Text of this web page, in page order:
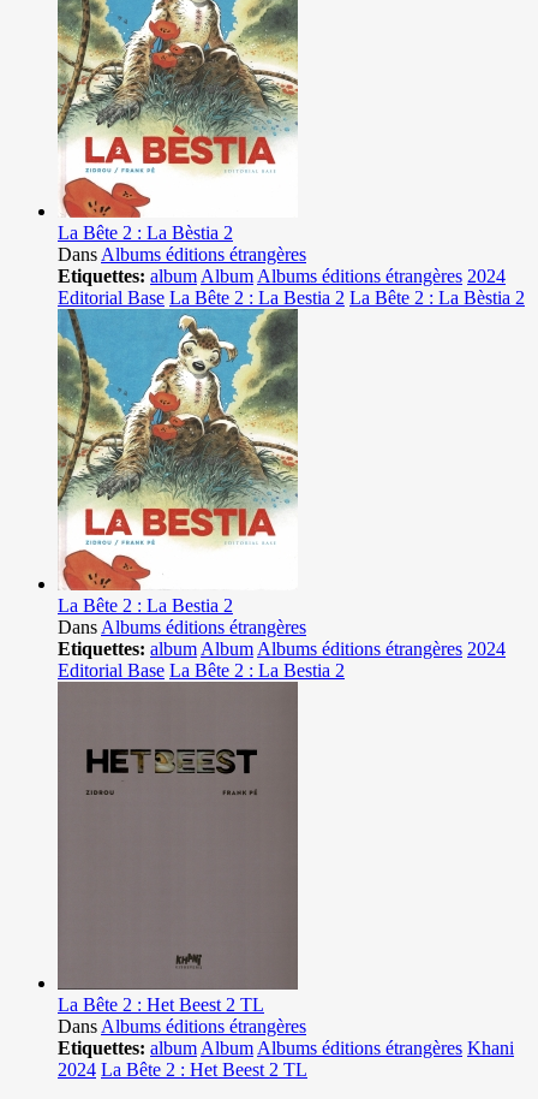
La Bête 2 : La Bèstia 2
Dans Albums éditions étrangères
Etiquettes: album Album Albums éditions étrangères 2024
Editorial Base La Bête 2 : La Bestia 2 La Bête 2 : La Bèstia 2
La Bête 2 : La Bestia 2
Dans Albums éditions étrangères
Etiquettes: album Album Albums éditions étrangères 2024
Editorial Base La Bête 2 : La Bestia 2
La Bête 2 : Het Beest 2 TL
Dans Albums éditions étrangères
Etiquettes: album Album Albums éditions étrangères Khani
2024 La Bête 2 : Het Beest 2 TL